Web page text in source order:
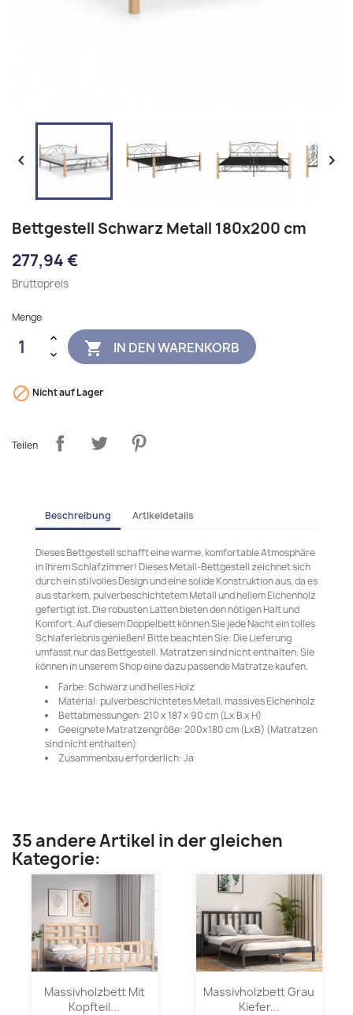
 
Bettgestell Schwarz Metall 180x200 cm
277,94 €
Bruttopreis
Menge
 IN DEN WARENKORB
 Nicht auf Lager
Teilen
Beschreibung Artikeldetails
Dieses Bettgestell schafft eine warme, komfortable Atmosphäre
in Ihrem Schlafzimmer! Dieses Metall-Bettgestell zeichnet sich
durch ein stilvolles Design und eine solide Konstruktion aus, da es
aus starkem, pulverbeschichtetem Metall und hellem Eichenholz
gefertigt ist. Die robusten Latten bieten den nötigen Halt und
Komfort. Auf diesem Doppelbett können Sie jede Nacht ein tolles
Schlaferlebnis genießen! Bitte beachten Sie: Die Lieferung
umfasst nur das Bettgestell. Matratzen sind nicht enthalten. Sie
können in unserem Shop eine dazu passende Matratze kaufen.
Farbe: Schwarz und helles Holz
Material: pulverbeschichtetes Metall, massives Eichenholz
Bettabmessungen: 210 x 187 x 90 cm (L x B x H)
Geeignete Matratzengröße: 200x180 cm (LxB) (Matratzen
sind nicht enthalten)
Zusammenbau erforderlich: Ja
35 andere Artikel in der gleichen
Kategorie:
Massivholzbett Mit
Kopfteil...
Massivholzbett Grau
Kiefer...